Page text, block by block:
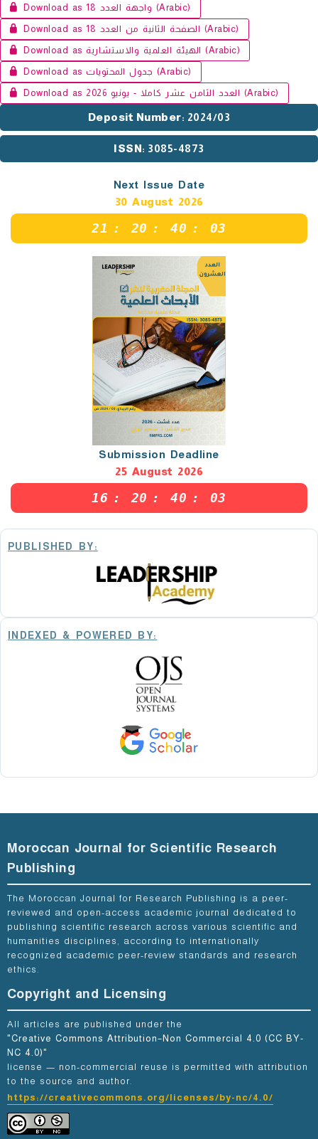
Download as واجهة العدد 18 (Arabic)
Download as الصفحة الثانية من العدد 18 (Arabic)
Download as الهيئة العلمية والاستشارية (Arabic)
Download as جدول المحتويات (Arabic)
Download as العدد الثامن عشر كاملا - يونيو 2026 (Arabic)
Deposit Number: 2024/03
ISSN: 3085-4873
Next Issue Date
30 August 2026
21 : 20 :40 : 02
Submission Deadline
25 August 2026
16 : 20 :40 : 02
PUBLISHED BY:
INDEXED & POWERED BY:
Moroccan Journal for Scientific Research
Publishing
The Moroccan Journal for Research Publishing is a peer-
reviewed and open-access academic journal dedicated to
publishing scientific research across various scientific and
humanities disciplines, according to internationally
recognized academic peer-review standards and research
ethics.
Copyright and Licensing
All articles are published under the
"Creative Commons Attribution–Non Commercial 4.0 (CC BY-
NC 4.0)"
license — non-commercial reuse is permitted with attribution
to the source and author.
https://creativecommons.org/licenses/by-nc/4.0/